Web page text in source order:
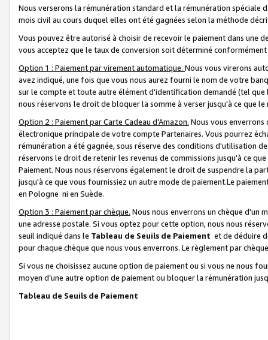
Nous verserons la rémunération standard et la rémunération spéciale
mois civil au cours duquel elles ont été gagnées selon la méthode
Vous pouvez être autorisé à choisir de recevoir le paiement dans une
vous acceptez que le taux de conversion soit déterminé
Option 1 : Paiement par virement automatique. Nous vous virerons
avez indiqué, une fois que vous nous aurez fourni le nom de votre
sur le compte et toute autre élément d'identification demandé (tel que
nous réservons le droit de bloquer la somme à verser jusqu'à ce que
Option 2 : Paiement par Carte Cadeau d’Amazon. Nous vous
électronique principale de votre compte Partenaires. Vous pourrez
rémunération a été gagnée, sous réserve des conditions d'utilisation
réservons le droit de retenir les revenus de commissions jusqu'à ce
Paiement. Nous nous réservons également le droit de suspendre la
jusqu'à ce que vous fournissiez un autre mode de paiement.Le
en Pologne ni en Suède.
Option 3 : Paiement par chèque. Nous nous enverrons un chèque d'un
une adresse postale. Si vous optez pour cette option, nous nous
seuil indiqué dans le Tableau de Seuils de Paiement et de déduire
pour chaque chèque que nous vous enverrons. Le règlement par
Si vous ne choisissez aucune option de paiement ou si vous ne nous
moyen d’une autre option de paiement ou bloquer la rémunération
Tableau de Seuils de Paiement